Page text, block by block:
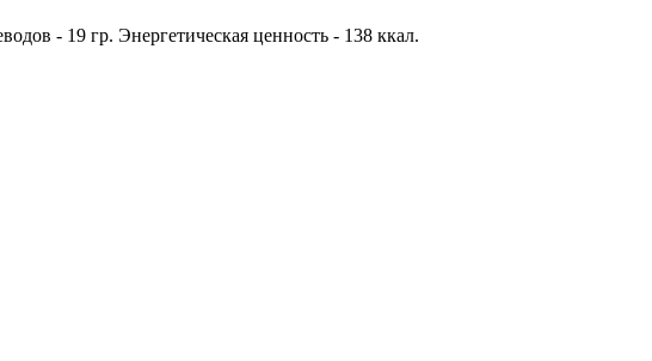
- 19 гр. Энергетическая ценность - 138 ккал.